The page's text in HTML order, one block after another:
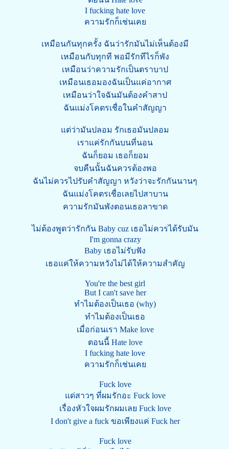
I fucking hate love
ความรักก็เช่นเคย
เหมือนกันทุกครั้ง ฉันว่ารักมันไม่เห็นต้องมี
เหมือนกับทุกที พอมีรักทีไรก็พัง
เหมือนว่าความรักเป็นตราบาป
เหมือนเธอมองฉันเป็นแค่อากาศ
เหมือนว่าใจฉันมันต้องคำสาป
ฉันแม่งโคตรเชื่อในคำสัญญา
แต่ว่ามันปลอม รักเธอมันปลอม
เราแค่รักกันบนที่นอน
ฉันก็ยอม เธอก็ยอม
จบคืนนั้นฉันควรต้องพอ
ฉันไม่ควรไปรับคำสัญญา หวังว่าจะรักกันนานๆ
ฉันแม่งโคตรเชื่อเลยไปสาบาน
ความรักมันพังตอนเธอลาขาด
ไม่ต้องพูดว่ารักกัน Baby cuz เธอไม่ควรได้รับมัน
I'm gonna crazy
Baby เธอไม่รับฟัง
เธอแค่ให้ความหวังไม่ได้ให้ความสำคัญ
You're the best girl
But I can't save her
ทำไมต้องเป็นเธอ (why)
ทำไมต้องเป็นเธอ
เมื่อก่อนเรา Make love
ตอนนี้ Hate love
I fucking hate love
ความรักก็เช่นเคย
Fuck love
แด่สาวๆ ที่ผมรักอะ Fuck love
เรื่องหัวใจผมรักผมเลย Fuck love
I don't give a fuck ขอเพียงแค่ Fuck her
Fuck love